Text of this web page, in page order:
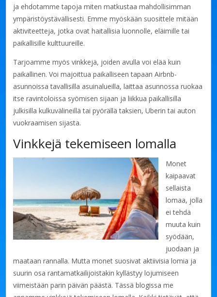
ja ehdotamme tapoja miten matkustaa mahdollisimman
ympäristöystävällisesti. Emme myöskään suosittele mitään
aktiviteetteja, jotka ovat haitallisia luonnolle, eläimille tai
paikallisille kulttuureille.
Tarjoamme myös vinkkejä, joiden avulla voi elää kuin
paikallinen. Voi majoittua paikalliseen tapaan Airbnb-
asunnoissa tavallisilla asuinalueilla, laittaa asunnossa ruokaa
itse ravintoloissa syömisen sijaan ja liikkua paikallisilla
julkisilla kulkuvälineillä tai pyörällä taksien, Uberin tai auton
vuokraamisen sijasta.
Vinkkejä tekemiseen lomalla
Monet
kaipaavat
sellaista
lomaa, jolla
ei tehdä
muuta kuin
syödään,
juodaan ja
maataan rannalla. Mutta monet suosivat aktiivisia lomia ja
suurin osa rantamatkailijoistakin kyllästyy lojumiseen
viimeistään parin päivän päästä. Tässä blogissa me